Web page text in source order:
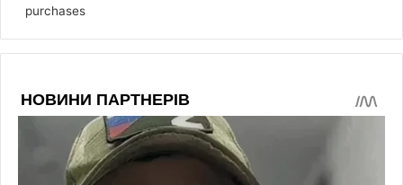
purchases